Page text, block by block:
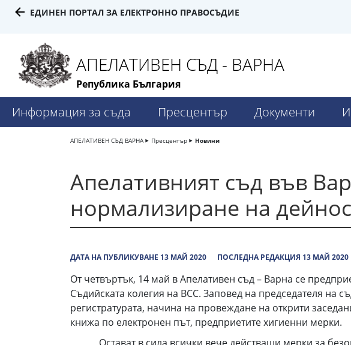
ЕДИНЕН ПОРТАЛ ЗА ЕЛЕКТРОННО ПРАВОСЪДИЕ
АПЕЛАТИВЕН СЪД - ВАРНА
Република България
Информация за съда Пресцентър Документи
АПЕЛАТИВЕН СЪД ВАРНА Пресцентър Новини
Апелативният съд във
нормализиране на
ДАТА НА ПУБЛИКУВАНЕ 13 МАЙ 2020 ПОСЛЕДНА РЕДАКЦИЯ 13 МАЙ 2020
От четвъртък, 14 май в Апелативен съд – Варна се
Съдийската колегия на ВСС. Заповед на председателя на
регистратурата, начина на провеждане на открити
книжа по електронен път, предприетите хигиенни мерки.